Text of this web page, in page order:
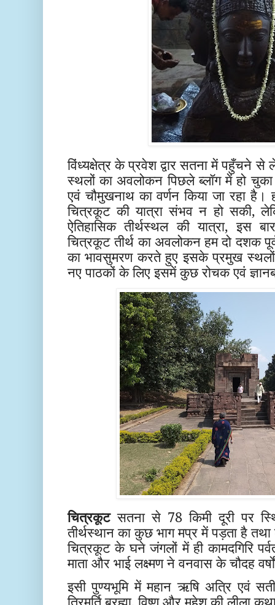
विंध्यक्षेत्र के प्रवेश द्वार सतना में पहुँचने
स्थलों का अवलोकन पिछले ब्लॉग में हो
एवं चौमुखनाथ का वर्णन किया जा रहा है।
चित्रकूट की यात्रा संभव न हो सकी,
ऐतिहासिक तीर्थस्थल की यात्रा, इस
चित्रकूट तीर्थ का अवलोकन हम दो दशक
का भावसुमरण करते हुए इसके प्रमुख
नए पाठकों के लिए इसमें कुछ रोचक एवं
चित्रकूटसतना से 78 किमी दूरी पर
तीर्थस्थान का कुछ भाग मप्र में पड़ता है
चित्रकूट के घने जंगलों में ही कामदगिरि
माता और भाई लक्ष्मण ने वनवास के चौदह
इसी पुण्यभूमि में महान ऋषि अत्रि एवं